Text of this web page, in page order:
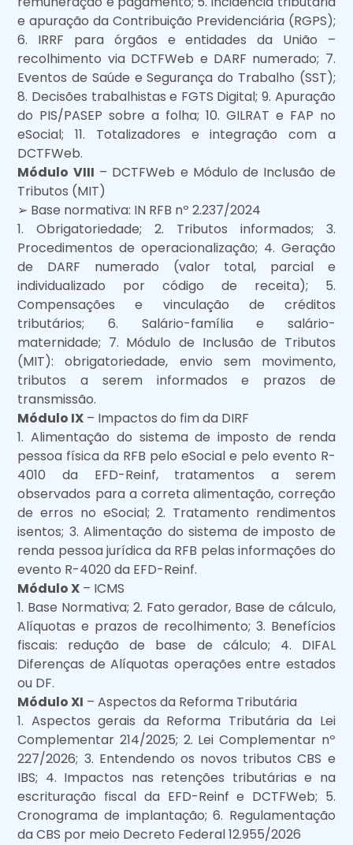
e apuração da Contribuição Previdenciária (RGPS);
6. IRRF para órgãos e entidades da União –
recolhimento via DCTFWeb e DARF numerado; 7.
Eventos de Saúde e Segurança do Trabalho (SST);
8. Decisões trabalhistas e FGTS Digital; 9. Apuração
do PIS/PASEP sobre a folha; 10. GILRAT e FAP no
eSocial; 11. Totalizadores e integração com a
DCTFWeb.
Módulo VIII – DCTFWeb e Módulo de Inclusão de
Tributos (MIT)
➢ Base normativa: IN RFB nº 2.237/2024
1. Obrigatoriedade; 2. Tributos informados; 3.
Procedimentos de operacionalização; 4. Geração
de DARF numerado (valor total, parcial e
individualizado por código de receita); 5.
Compensações e vinculação de créditos
tributários; 6. Salário-família e salário-
maternidade; 7. Módulo de Inclusão de Tributos
(MIT): obrigatoriedade, envio sem movimento,
tributos a serem informados e prazos de
transmissão.
Módulo IX – Impactos do fim da DIRF
1. Alimentação do sistema de imposto de renda
pessoa física da RFB pelo eSocial e pelo evento R-
4010 da EFD-Reinf, tratamentos a serem
observados para a correta alimentação, correção
de erros no eSocial; 2. Tratamento rendimentos
isentos; 3. Alimentação do sistema de imposto de
renda pessoa jurídica da RFB pelas informações do
evento R-4020 da EFD-Reinf.
Módulo X – ICMS
1. Base Normativa; 2. Fato gerador, Base de cálculo,
Alíquotas e prazos de recolhimento; 3. Benefícios
fiscais: redução de base de cálculo; 4. DIFAL
Diferenças de Alíquotas operações entre estados
ou DF.
Módulo XI – Aspectos da Reforma Tributária
1. Aspectos gerais da Reforma Tributária da Lei
Complementar 214/2025; 2. Lei Complementar nº
227/2026; 3. Entendendo os novos tributos CBS e
IBS; 4. Impactos nas retenções tributárias e na
escrituração fiscal da EFD-Reinf e DCTFWeb; 5.
Cronograma de implantação; 6. Regulamentação
da CBS por meio Decreto Federal 12.955/2026